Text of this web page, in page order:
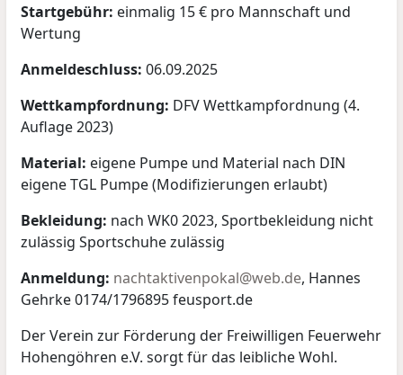
Startgebühr: einmalig 15 € pro Mannschaft und
Wertung
Anmeldeschluss: 06.09.2025
Wettkampfordnung: DFV Wettkampfordnung (4.
Auflage 2023)
Material: eigene Pumpe und Material nach DIN
eigene TGL Pumpe (Modifizierungen erlaubt)
Bekleidung: nach WK0 2023, Sportbekleidung nicht
zulässig Sportschuhe zulässig
Anmeldung: nachtaktivenpokal@web.de, Hannes
Gehrke 0174/1796895 feusport.de
Der Verein zur Förderung der Freiwilligen Feuerwehr
Hohengöhren e.V. sorgt für das leibliche Wohl.